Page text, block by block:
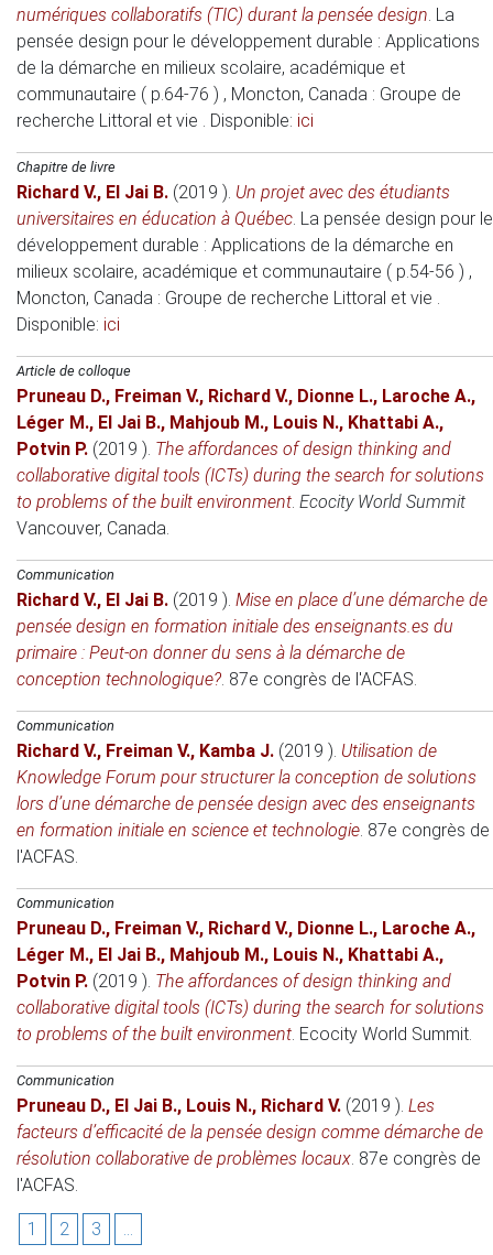
numériques collaboratifs (TIC) durant la pensée design. La
pensée design pour le développement durable : Applications
de la démarche en milieux scolaire, académique et
communautaire ( p.64-76 ) , Moncton, Canada : Groupe de
recherche Littoral et vie . Disponible: ici
Chapitre de livre
Richard V., El Jai B. (2019 ). Un projet avec des étudiants
universitaires en éducation à Québec. La pensée design pour le
développement durable : Applications de la démarche en
milieux scolaire, académique et communautaire ( p.54-56 ) ,
Moncton, Canada : Groupe de recherche Littoral et vie .
Disponible: ici
Article de colloque
Pruneau D., Freiman V., Richard V., Dionne L., Laroche A.,
Léger M., El Jai B., Mahjoub M., Louis N., Khattabi A.,
Potvin P. (2019 ). The affordances of design thinking and
collaborative digital tools (ICTs) during the search for solutions
to problems of the built environment. Ecocity World Summit
Vancouver, Canada.
Communication
Richard V., El Jai B. (2019 ). Mise en place d’une démarche de
pensée design en formation initiale des enseignants.es du
primaire : Peut-on donner du sens à la démarche de
conception technologique?. 87e congrès de l'ACFAS.
Communication
Richard V., Freiman V., Kamba J. (2019 ). Utilisation de
Knowledge Forum pour structurer la conception de solutions
lors d’une démarche de pensée design avec des enseignants
en formation initiale en science et technologie. 87e congrès de
l'ACFAS.
Communication
Pruneau D., Freiman V., Richard V., Dionne L., Laroche A.,
Léger M., El Jai B., Mahjoub M., Louis N., Khattabi A.,
Potvin P. (2019 ). The affordances of design thinking and
collaborative digital tools (ICTs) during the search for solutions
to problems of the built environment. Ecocity World Summit.
Communication
Pruneau D., El Jai B., Louis N., Richard V. (2019 ). Les
facteurs d’efficacité de la pensée design comme démarche de
résolution collaborative de problèmes locaux. 87e congrès de
l'ACFAS.
1 2 3 ...